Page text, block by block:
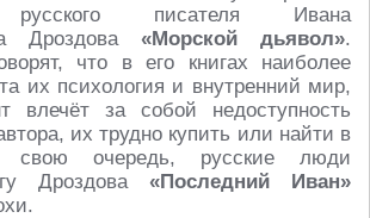
русского писателя Ивана
Дроздова «Морской дьявол».
что в его книгах наиболее
их психология и внутренний мир,
влечёт за собой недоступность
их трудно купить или найти в
свою очередь, русские люди
Дроздова «Последний Иван»